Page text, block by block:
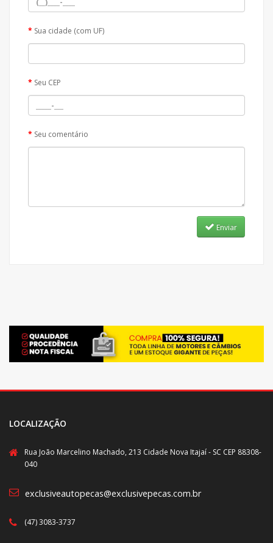
Sua cidade (com UF)
Seu CEP
Seu comentário
Enviar
LOCALIZAÇÃO
Rua João Marcelino Machado, 213 Cidade Nova Itajaí - SC CEP 88308-
040
exclusiveautopecas@exclusivepecas.com.br
(47) 3083-3737